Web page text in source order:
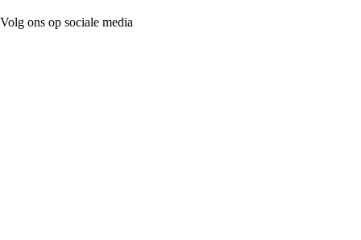
Volg ons op sociale media